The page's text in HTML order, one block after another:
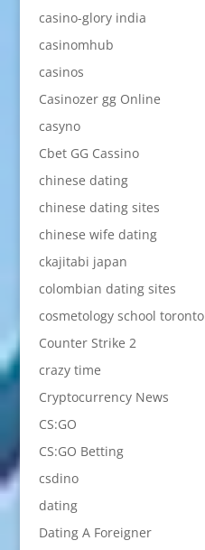
casino-glory india
casinomhub
casinos
Casinozer gg Online
casyno
Cbet GG Cassino
chinese dating
chinese dating sites
chinese wife dating
ckajitabi japan
colombian dating sites
cosmetology school toronto
Counter Strike 2
crazy time
Cryptocurrency News
CS:GO
CS:GO Betting
csdino
dating
Dating A Foreigner